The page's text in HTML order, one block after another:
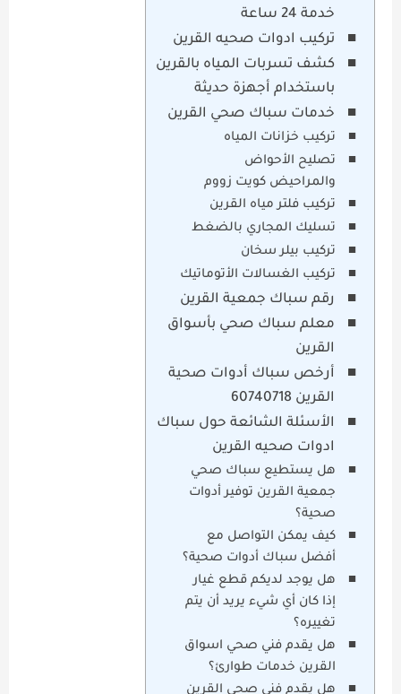
خدمة 24 ساعة
تركيب ادوات صحيه القرين
كشف تسربات المياه بالقرين
باستخدام أجهزة حديثة
خدمات سباك صحي القرين
تركيب خزانات المياه
تصليح الأحواض
والمراحيض كويت زووم
تركيب فلتر مياه القرين
تسليك المجاري بالضغط
تركيب بيلر سخان
تركيب الغسالات الأتوماتيك
رقم سباك جمعية القرين
معلم سباك صحي بأسواق
القرين
أرخص سباك أدوات صحية
القرين 60740718
الأسئلة الشائعة حول سباك
ادوات صحيه القرين
هل يستطيع سباك صحي
جمعية القرين توفير أدوات
صحية؟
كيف يمكن التواصل مع
أفضل سباك أدوات صحية؟
هل يوجد لديكم قطع غيار
إذا كان أي شيء يريد أن يتم
تغييره؟
هل يقدم فني صحي اسواق
القرين خدمات طوارئ؟
هل يقدم فني صحي القرين